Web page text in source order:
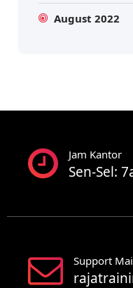
August 2022
Jam Kantor
Sen-Sel:
Support